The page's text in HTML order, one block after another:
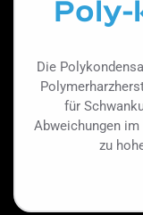
Die
für
Abweichungen
zu